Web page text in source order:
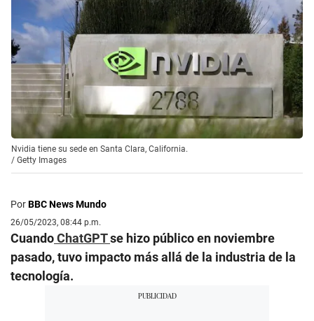
Nvidia tiene su sede en Santa Clara, California.
/ Getty Images
PorBBC News Mundo
26/05/2023, 08:44 p.m.
CuandoChatGPTse hizo público en noviembre
pasado, tuvo impacto más allá de la industria de la
tecnología.